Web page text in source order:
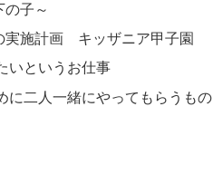
子～
実施計画 キッザニア甲子園
いというお仕事
に二人一緒にやってもらうもの